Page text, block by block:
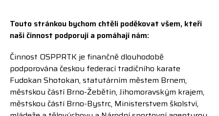
Touto stránkou bychom chtěli poděkovat všem, kteří
naši činnost podporují a pomáhají nám:
Činnost OSPPRTK je finančně dlouhodobě
podporována českou federací tradičního karate
Fudokan Shotokan, statutárním městem Brnem,
městskou částí Brno-Žebětín, Jihomoravským krajem,
městskou částí Brno-Bystrc, Ministerstvem školství,